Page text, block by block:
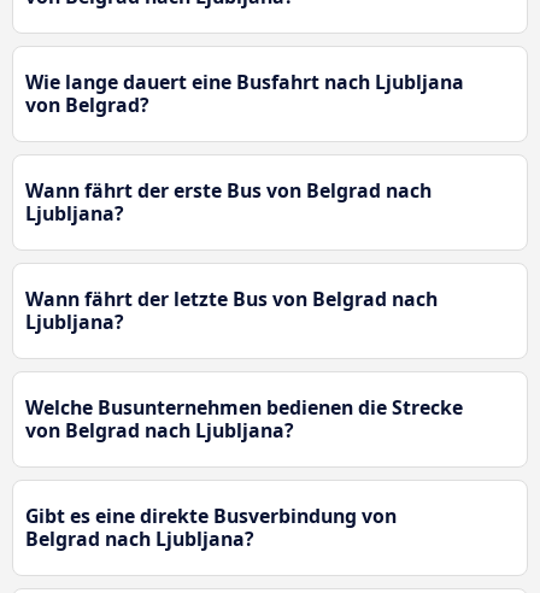
Wie lange dauert eine Busfahrt nach Ljubljana
von Belgrad?
Wann fährt der erste Bus von Belgrad nach
Ljubljana?
Wann fährt der letzte Bus von Belgrad nach
Ljubljana?
Welche Busunternehmen bedienen die Strecke
von Belgrad nach Ljubljana?
Gibt es eine direkte Busverbindung von
Belgrad nach Ljubljana?